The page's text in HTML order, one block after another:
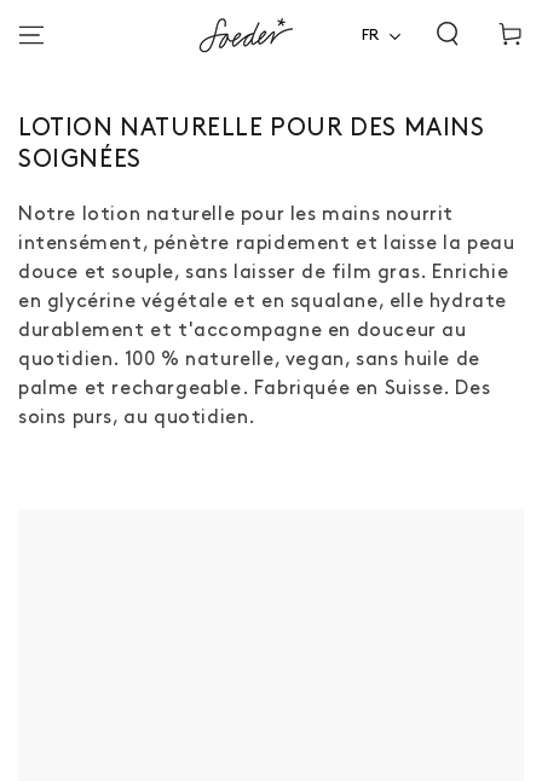
CONTENU
FR
COLLECTION
:
LOTION NATURELLE POUR DES MAINS
SOIGNÉES
Notre lotion naturelle pour les mains nourrit
intensément, pénètre rapidement et laisse la peau
douce et souple, sans laisser de film gras. Enrichie
en glycérine végétale et en squalane, elle hydrate
durablement et t'accompagne en douceur au
quotidien. 100 % naturelle, vegan, sans huile de
palme et rechargeable. Fabriquée en Suisse. Des
soins purs, au quotidien.